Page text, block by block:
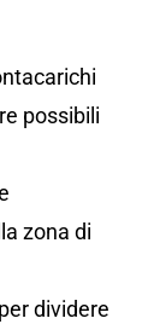
possibili
zona di
dividere